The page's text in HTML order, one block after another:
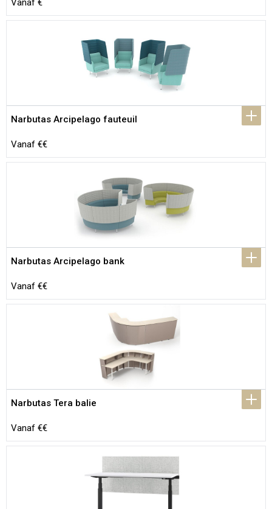
Narbutas Arcipelago fauteuil
Vanaf €€
Narbutas Arcipelago bank
Vanaf €€
Narbutas Tera balie
Vanaf €€